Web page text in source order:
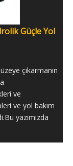
Güçle Yol
çıkarmanın
ve
ve yol bakım
yazımızda